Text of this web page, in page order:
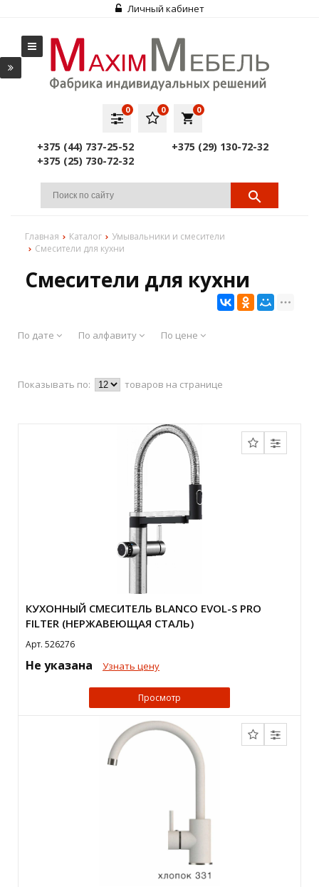
Личный кабинет
local_grocery_store
0
0
0
+375 (44) 737-25-52
+375 (29) 130-72-32
+375 (25) 730-72-32
Главная Каталог
Умывальники и смесители
Смесители для кухни
Смесители для кухни
По дате По алфавиту По цене
Показывать по: товаров на странице
КУХОННЫЙ СМЕСИТЕЛЬ BLANCO EVOL-S PRO
FILTER (НЕРЖАВЕЮЩАЯ СТАЛЬ)
Арт. 526276
Не указана Узнать цену
Просмотр